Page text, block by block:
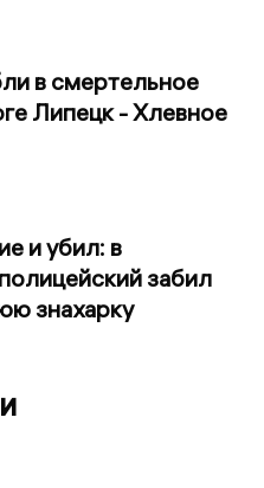
в смертельное
Липецк - Хлевное
и убил: в
забил
знахарку